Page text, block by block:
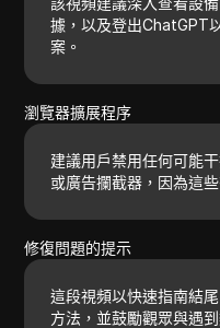
據，以及登出ChatGPT
案。
瀏覽器擴展程序
建議用戶禁用任何可能
或廣告攔截器，因為這
修復問題的提示
這段視頻以快速指南結
方法，並鼓勵觀眾與遇